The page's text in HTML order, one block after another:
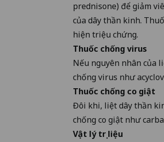
prednisone) để giảm
của dây thần kinh.
hiện triệu chứng.
Thuốc chống virus
Nếu nguyên nhân của
chống virus như
Thuốc chống co giật
Đôi khi, liệt dây thần
chống co giật như
Vật lý trị liệu